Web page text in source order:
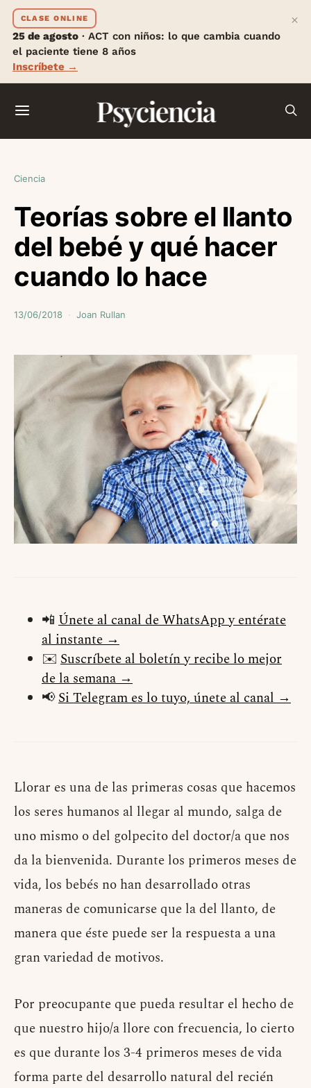
CLASE ONLINE
25 de agosto · ACT con niños: lo que cambia cuando
el paciente tiene 8 años
Inscríbete →
×
Psyciencia
Ciencia
Teorías sobre el llanto
del bebé y qué hacer
cuando lo hace
13/06/2018 Joan Rullan
📲 Únete al canal de WhatsApp y entérate
al instante →
✉️ Suscríbete al boletín y recibe lo mejor
de la semana →
📢Si Telegram es lo tuyo, únete al canal →
Llorar es una de las primeras cosas que hacemos
los seres humanos al llegar al mundo, salga de
uno mismo o del golpecito del doctor/a que nos
da la bienvenida. Durante los primeros meses de
vida, los bebés no han desarrollado otras
maneras de comunicarse que la del llanto, de
manera que éste puede ser la respuesta a una
gran variedad de motivos.
Por preocupante que pueda resultar el hecho de
que nuestro hijo/a llore con frecuencia, lo cierto
es que durante los 3-4 primeros meses de vida
forma parte del desarrollo natural del recién